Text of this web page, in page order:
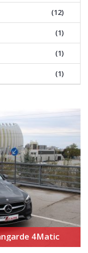
(12)
(1)
(1)
(1)
4Matic